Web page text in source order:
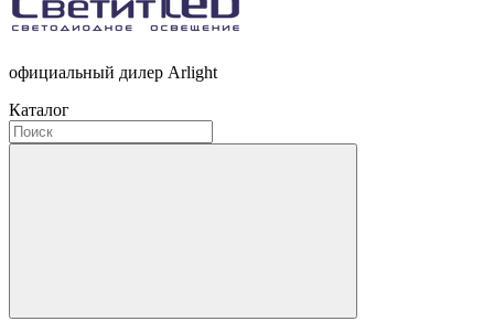
официальный дилер Arlight
Каталог